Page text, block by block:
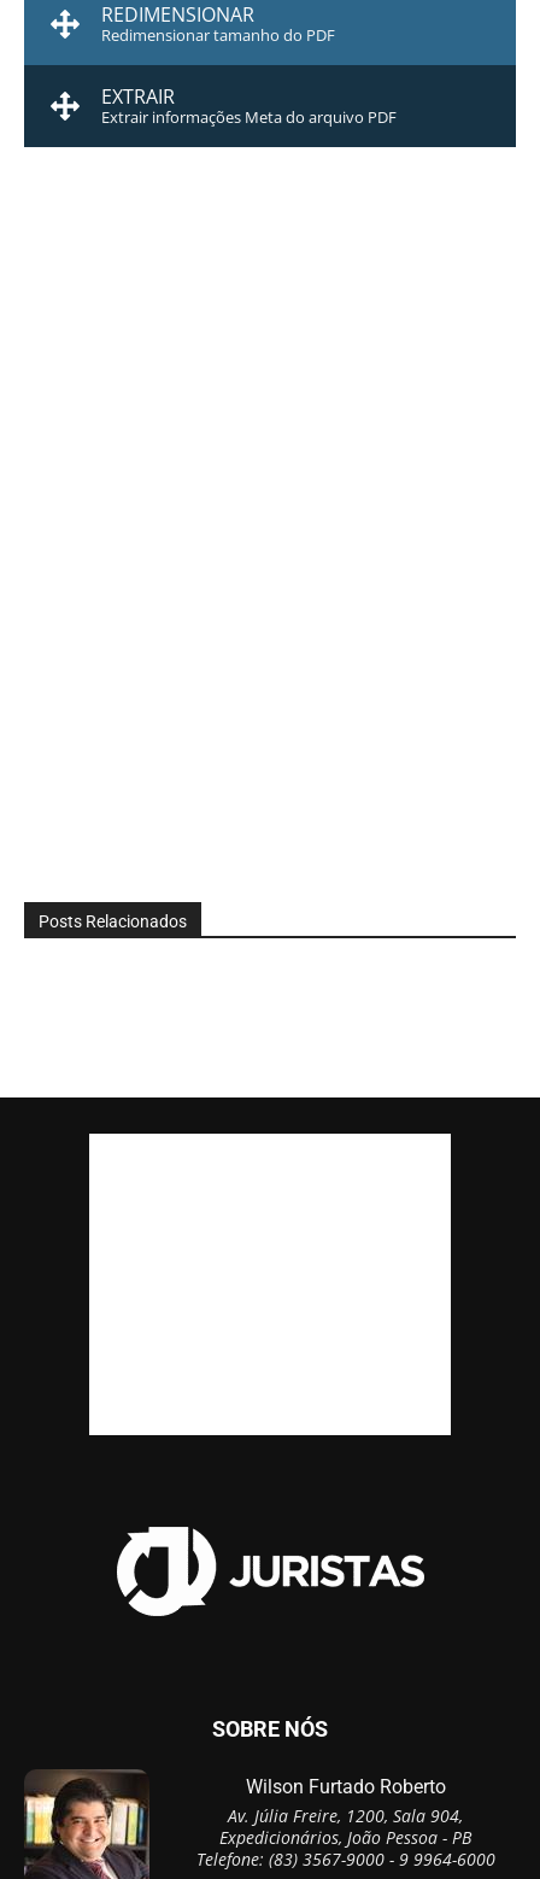
REDIMENSIONAR
Redimensionar tamanho do PDF
EXTRAIR
Extrair informações Meta do arquivo PDF
Posts Relacionados
SOBRE NÓS
Wilson Furtado Roberto
Av. Júlia Freire, 1200, Sala 904,
Expedicionários, João Pessoa - PB
Telefone: (83) 3567-9000 - 9 9964-6000